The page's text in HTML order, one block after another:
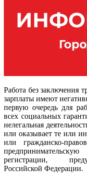
Работа без заключения
зарплаты имеют
первую очередь для
всех социальных
нелегальная
или оказывает те или
или гражданско-
регистрации,
Российской Федерации.